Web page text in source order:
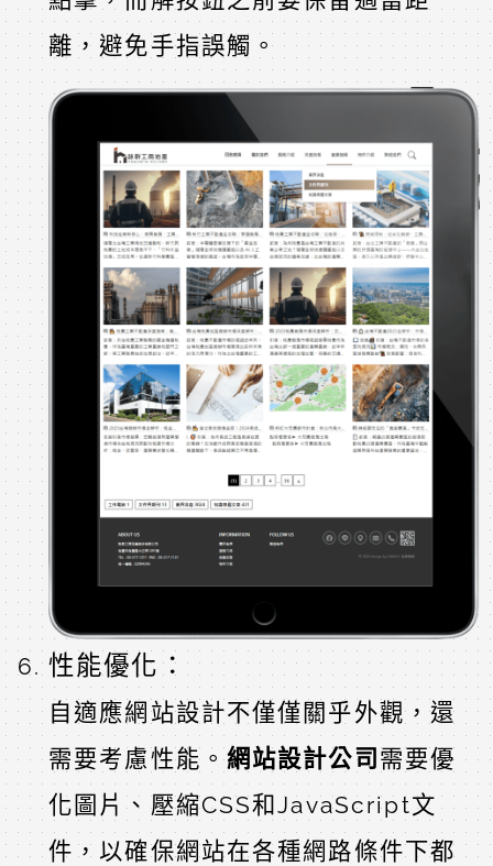
離，避免手指誤觸。
性能優化：
自適應網站設計不僅僅關乎外觀，還
需要考慮性能。網站設計公司 需要優
化圖片、壓縮CSS和JavaScript文
件，以確保網站在各種網路條件下都